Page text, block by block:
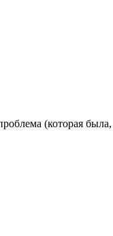
(которая